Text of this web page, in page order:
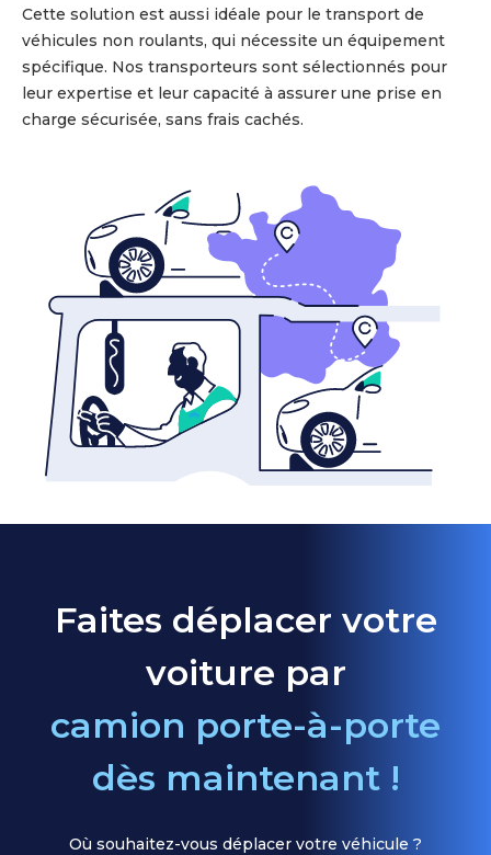
Cette solution est aussi idéale pour le transport de
véhicules non roulants, qui nécessite un équipement
spécifique. Nos transporteurs sont sélectionnés pour
leur expertise et leur capacité à assurer une prise en
charge sécurisée, sans frais cachés.
Faites déplacer votre
voiture par
camion porte-à-porte
dès maintenant !
Où souhaitez-vous déplacer votre véhicule ?